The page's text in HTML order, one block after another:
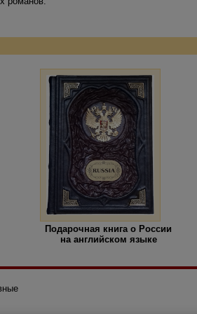
Подарочная книга о России
на английском языке